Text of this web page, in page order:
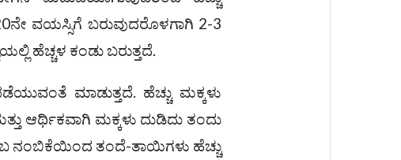
ವಯಸ್ಸಿಗೆ ಬರುವುದರೊಳಗಾಗಿ 2-3
ಹೆಚ್ಚಳ ಕಂಡು ಬರುತ್ತದೆ.
ಮಾಡುತ್ತದೆ. ಹೆಚ್ಚು ಮಕ್ಕಳು
ಆರ್ಥಿಕವಾಗಿ ಮಕ್ಕಳು ದುಡಿದು ತಂದು
ನಂಬಿಕೆಯಿಂದ ತಂದೆ-ತಾಯಿಗಳು ಹೆಚ್ಚು